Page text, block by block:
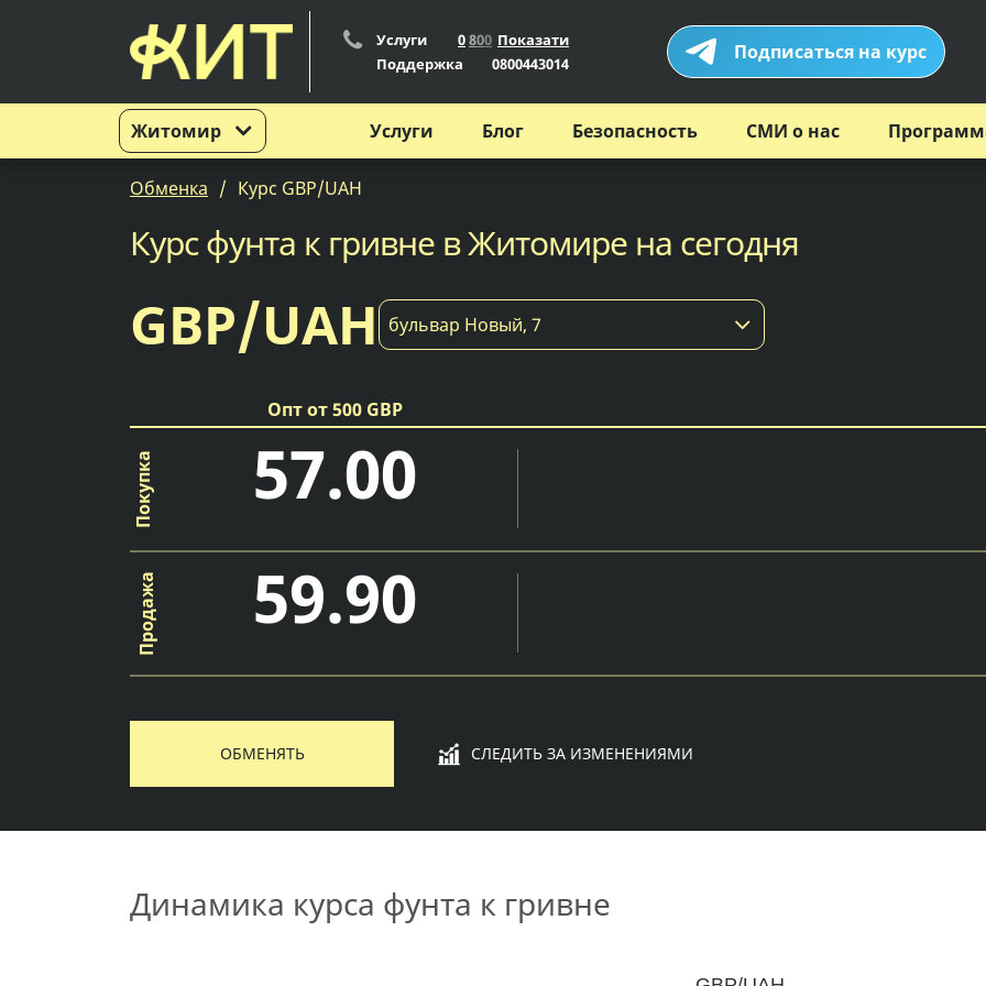
Житомир
Услуги 0800 Показати
Поддержка
0800443014 Подписаться на курс
Услуги Блог Безопасность СМИ о нас
Обменка Курс GBP/UAH
Курс фунта к гривне в Житомире на сегодня
GBP/UAH бульвар Новый, 7
Опт от 500 GBP
57.00
59.90
ОБМЕНЯТЬ СЛЕДИТЬ ЗА ИЗМЕНЕНИЯМИ
Динамика курса фунта к гривне